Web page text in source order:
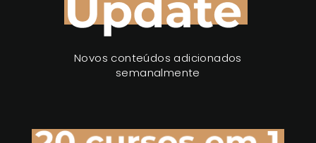
Novos conteúdos adicionados
semanalmente